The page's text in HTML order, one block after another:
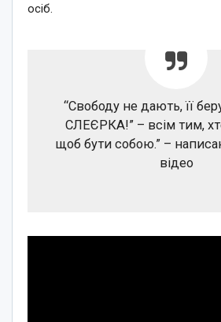
осіб.
“Свободу не дають, її
СЛЕЄРКА!” – всім тим,
щоб бути собою.” –
відео